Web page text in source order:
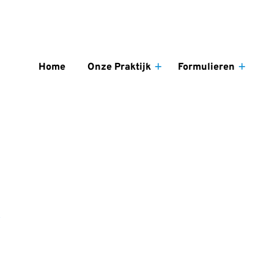
Home
Onze Praktijk
Formulieren